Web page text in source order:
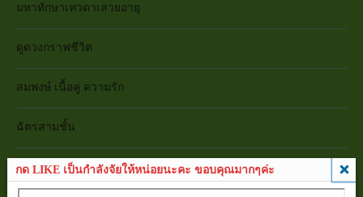
มหาทักษาเทวดาเสวยอายุ
ดูดวงกราฟชีวิต
สมพงษ์ เนื้อคู่ ความรัก
ฉัตรสามชั้น
ยามสามตา ยามของหาย
กด LIKE เป็นกำลังจัยให้หน่อยนะคะ ขอบคุณมากๆค่ะ